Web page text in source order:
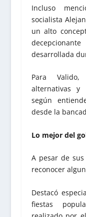
Incluso
socialista
un alto
desarrollada
Para
alternativas y
según
desde la
Lo mejor del
A pesar de
reconocer
Destacó
fiestas